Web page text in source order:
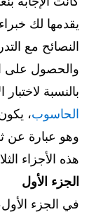
يقدمها لك
النصائح مع
والحصول على
بالنسبة
الحاسوب،
وهو عبارة عن
هذه الأجزاء
الجزء الأول